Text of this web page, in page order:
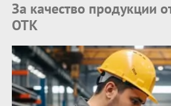
За качество продукции
ОТК